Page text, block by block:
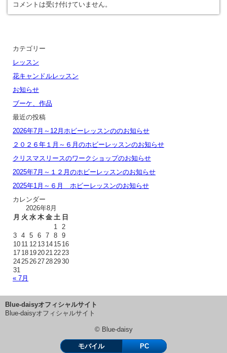
コメントは受け付けていません。
カテゴリー
レッスン
花キャンドルレッスン
お知らせ
ブーケ、作品
最近の投稿
2026年7月～12月ホビーレッスンののお知らせ
２０２６年１月～６月のホビーレッスンのお知らせ
クリスマスリースのワークショップのお知らせ
2025年7月～１２月のホビーレッスンのお知らせ
2025年1月～６月 ホビーレッスンのお知らせ
カレンダー
2026年8月
月 火 水 木 金 土 日
1 2
3 4 5 6 7 8 9
10 11 12 13 14 15 16
17 18 1920212223
24252627282930
31
« 7月
Blue-daisyオフィシャルサイト
Blue-daisyオフィシャルサイト
© Blue-daisy
モバイル PC